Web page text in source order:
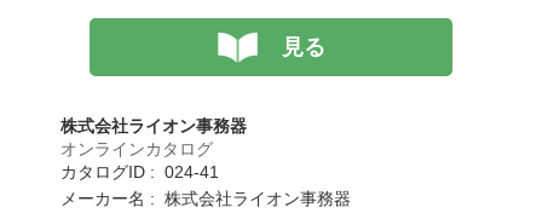
見る
株式会社ライオン事務器
オンラインカタログ
カタログID : 024-41
メーカー名 : 株式会社ライオン事務器